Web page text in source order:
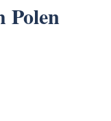
Polen